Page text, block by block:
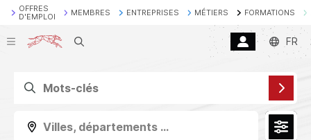
OFFRES
D'EMPLOI
MEMBRES ENTREPRISES MÉTIERS FORMATIONS
Recherche FR
Villes, départements ...